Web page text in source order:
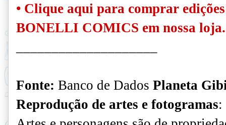
• Clique aqui para comprar
BONELLI COMICS em nossa loja.
Fonte: Banco de Dados Planeta
Reprodução de artes e fotogramas: